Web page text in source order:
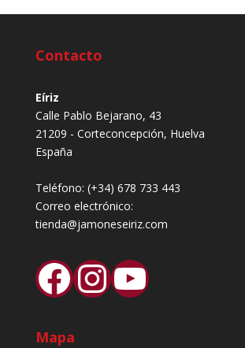
Contacto
Eíriz
Calle Pablo Bejarano, 43
21209 - Corteconcepción, Huelva
España
Teléfono: (+34) 678 733 443
Correo electrónico:
tienda@jamoneseiriz.com
Facebook
Instagram
YouTube
Mapa